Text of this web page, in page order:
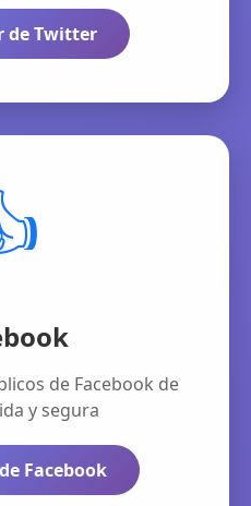
de Twitter
de Facebook de
y segura
Facebook